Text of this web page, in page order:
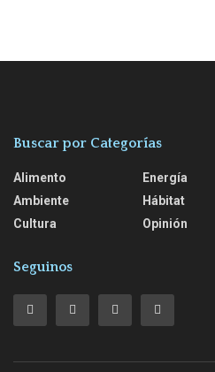
Buscar por Categorías
Alimento
Ambiente
Cultura
Energía
Hábitat
Opinión
Seguinos